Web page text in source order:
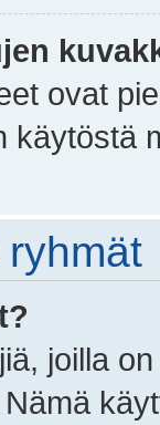
ovat
käytöstä
joilla